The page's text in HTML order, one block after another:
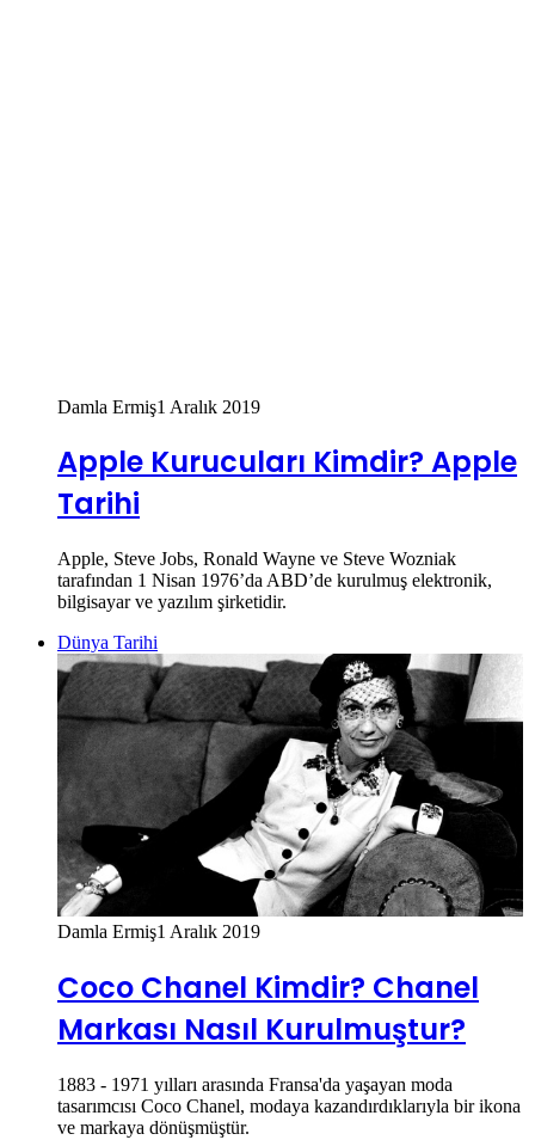
Damla Ermiş1 Aralık 2019
Apple Kurucuları Kimdir? Apple
Tarihi
Apple, Steve Jobs, Ronald Wayne ve Steve Wozniak
tarafından 1 Nisan 1976’da ABD’de kurulmuş elektronik,
bilgisayar ve yazılım şirketidir.
Dünya Tarihi
Damla Ermiş1 Aralık 2019
Coco Chanel Kimdir? Chanel
Markası Nasıl Kurulmuştur?
1883 - 1971 yılları arasında Fransa'da yaşayan moda
tasarımcısı Coco Chanel, modaya kazandırdıklarıyla bir ikona
ve markaya dönüşmüştür.